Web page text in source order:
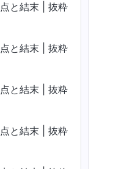
と結末 | 抜粋
と結末 | 抜粋
と結末 | 抜粋
と結末 | 抜粋